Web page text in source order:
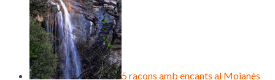
5 racons amb encants al Moianès